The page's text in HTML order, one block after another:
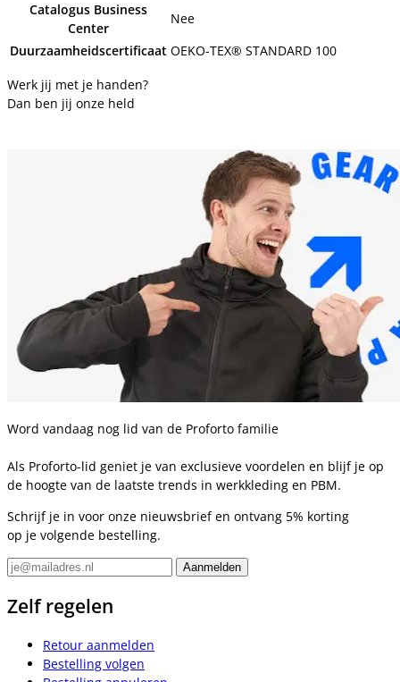
Catalogus Business
Center
Nee
Duurzaamheidscertificaat OEKO-TEX® STANDARD 100
Werk jij met je handen?
Dan ben jij onze held
Word vandaag nog lid van de Proforto familie
Als Proforto-lid geniet je van exclusieve voordelen en blijf je op
de hoogte van de laatste trends in werkkleding en PBM.
Schrijf je in voor onze nieuwsbrief en ontvang 5% korting
op je volgende bestelling.
Zelf regelen
Retour aanmelden
Bestelling volgen